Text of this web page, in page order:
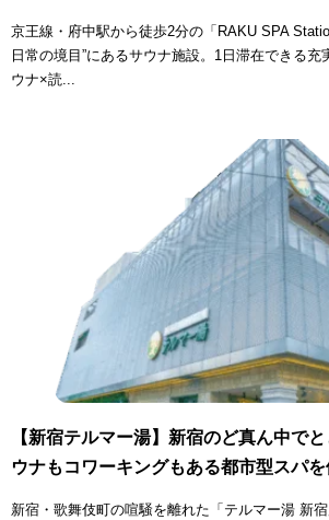
京王線・府中駅から徒歩2分の「RAKU SPA
日常の境目”にあるサウナ施設。1日滞在できる
ウナ×読...
【新宿テルマー湯】新宿のど真ん中で
ウナもコワーキングもある都市型スパ
新宿・歌舞伎町の喧騒を離れた「テルマー湯 新